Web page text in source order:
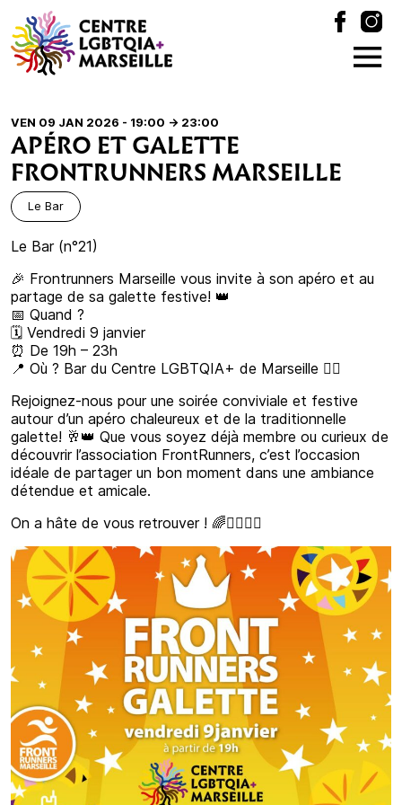
VEN 09 JAN 2026 - 19:00 -> 23:00
APÉRO ET GALETTE
FRONTRUNNERS MARSEILLE
Le Bar
Le Bar (n°21)
🎉 Frontrunners Marseille vous invite à son apéro et au
partage de sa galette festive! 👑
📅 Quand ?
🗓 Vendredi 9 janvier
⏰ De 19h – 23h
📍 Où ? Bar du Centre LGBTQIA+ de Marseille 🏳️‍🌈
Rejoignez-nous pour une soirée conviviale et festive
autour d’un apéro chaleureux et de la traditionnelle
galette! 🥂👑 Que vous soyez déjà membre ou curieux de
découvrir l’association FrontRunners, c’est l’occasion
idéale de partager un bon moment dans une ambiance
détendue et amicale.
On a hâte de vous retrouver ! 🌈🏃‍♂️🏃‍♀️